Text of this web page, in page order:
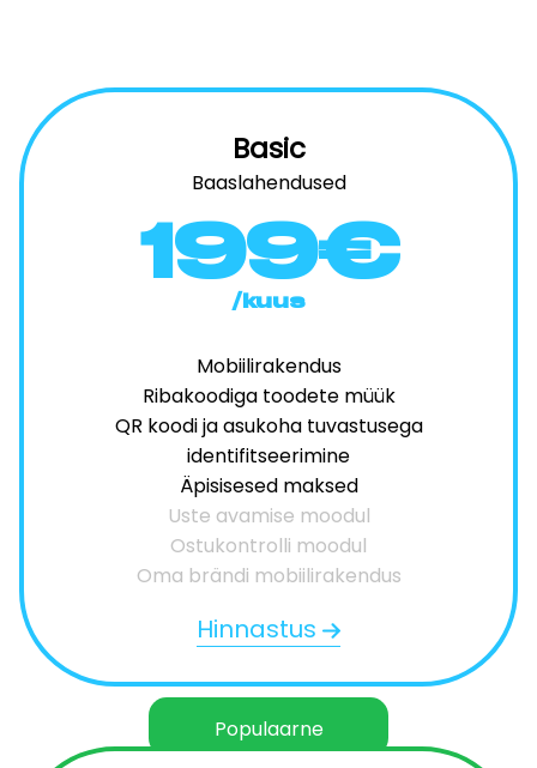
Basic
Baaslahendused
199€
/kuus
Mobiilirakendus
Ribakoodiga toodete müük
QR koodi ja asukoha tuvastusega
identifitseerimine
Äpisisesed maksed
Uste avamise moodul
Ostukontrolli moodul
Oma brändi mobiilirakendus
Hinnastus
Populaarne